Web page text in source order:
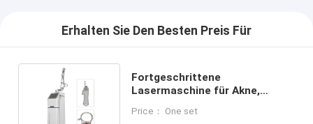
Erhalten Sie Den Besten Preis Für
Fortgeschrittene
Lasermaschine für Akne,
Vaginalverjüngung
Price： One set